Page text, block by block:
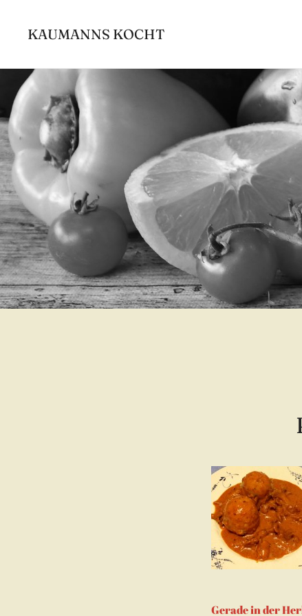
Inhalt
springen
KAUMANNS KOCHT
Gerade in der